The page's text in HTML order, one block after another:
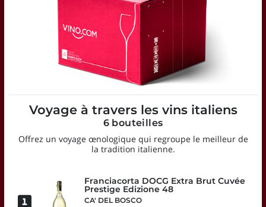
Voyage à travers les vins italiens
6 bouteilles
Offrez un voyage œnologique qui regroupe le meilleur de
la tradition italienne.
Franciacorta DOCG Extra Brut Cuvée
Prestige Edizione 48
CA' DEL BOSCO